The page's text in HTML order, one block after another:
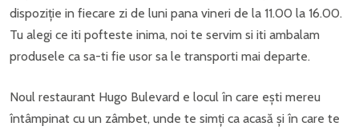
dispoziție in fiecare zi de luni pana vineri de la 11.00 la 16.00.
Tu alegi ce iti pofteste inima, noi te servim si iti ambalam
produsele ca sa-ti fie usor sa le transporti mai departe.
Noul restaurant Hugo Bulevard e locul în care ești mereu
întâmpinat cu un zâmbet, unde te simți ca acasă și în care te